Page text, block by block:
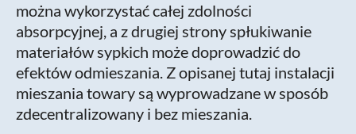
można wykorzystać całej zdolności
absorpcyjnej, a z drugiej strony spłukiwanie
materiałów sypkich może doprowadzić do
efektów odmieszania. Z opisanej tutaj instalacji
mieszania towary są wyprowadzane w sposób
zdecentralizowany i bez mieszania.